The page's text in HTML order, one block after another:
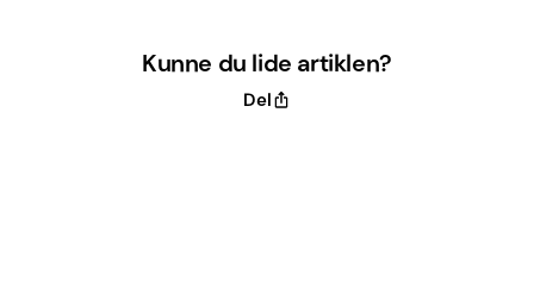
Kunne du lide artiklen?
Del